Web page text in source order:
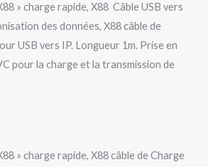
» charge rapide, X88 Câble USB vers
des données, X88 câble de
USB vers IP. Longueur 1m. Prise en
pour la charge et la transmission de
» charge rapide, X88 câble de Charge